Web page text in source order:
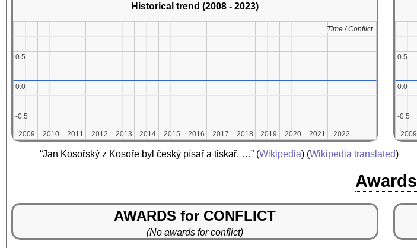
Historical trend (2008 - 2023)
2009
2009 2010
2010 2011
2011 2012
2012 2013
2013 2014
2014 2015
2015 2016
2016 2017
2017 2018
2018 2019
2019 2020
2020 2021
2021 2022
2022
-0.5
-0.5
0.0
0.0
0.5
0.5
Time / Conflict
Time / Conflict
2009
2009
-0.5
-0.5
0.0
0.0
0.5
0.5
“Jan Kosořský z Kosoře byl český písař a tiskař. …” (Wikipedia) (Wikipedia translated)
Awards
AWARDS for CONFLICT
(No awards for conflict)